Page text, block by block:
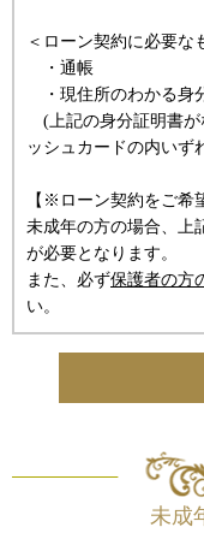
＜ローン契約に必要な
・通帳
・現住所のわかる身
(上記の身分証明書が
ッシュカードの内いず
【※ローン契約をご希
未成年の方の場合、上
が必要となります。
また、必ず保護者の方
い。
未成